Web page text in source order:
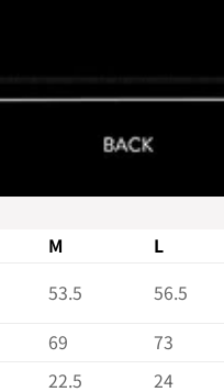
M L
53.5 56.5
69 73
22.5 24